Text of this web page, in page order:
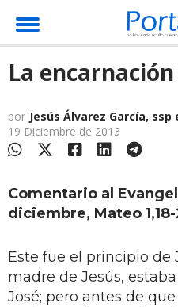
La
por Jesús Álvarez García,
19 Diciembre de 2013
Comentario al
diciembre, Mateo
Este fue el principio de
madre de Jesús,
José; pero antes de